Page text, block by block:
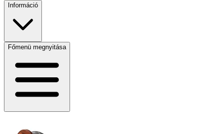
Információ
Főmenü megnyitása